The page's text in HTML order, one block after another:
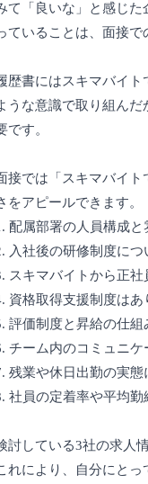
て「良いな」と感じた
ていることは、面接で
歴書にはスキマバイ
うな意識で取り組ん
です。
接では「スキマバイ
をアピールできます。
配属部署の人員構成
入社後の研修制度に
スキマバイトから正
資格取得支援制度はあ
評価制度と昇給の仕
チーム内のコミュニ
残業や休日出勤の実
社員の定着率や平均
討している3社の求人
れにより、自分にとっ